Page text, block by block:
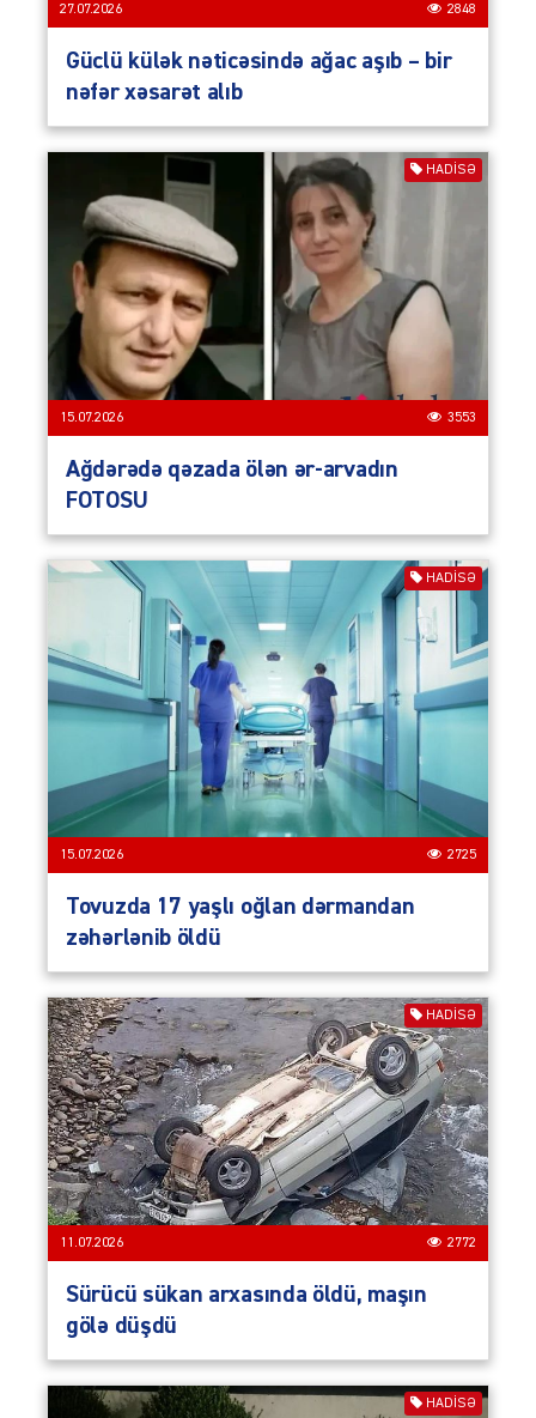
27.07.2026 2848
Güclü külək nəticəsində ağac aşıb – bir
nəfər xəsarət alıb
HADISƏ
15.07.2026 3553
Ağdərədə qəzada ölən ər-arvadın
FOTOSU
HADISƏ
15.07.2026 2725
Tovuzda 17 yaşlı oğlan dərmandan
zəhərlənib öldü
HADISƏ
11.07.2026 2772
Sürücü sükan arxasında öldü, maşın
gölə düşdü
HADISƏ